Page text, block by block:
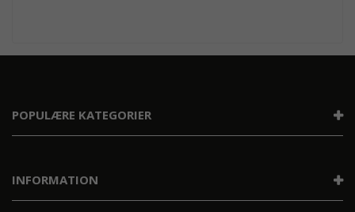
POPULÆRE KATEGORIER
INFORMATION